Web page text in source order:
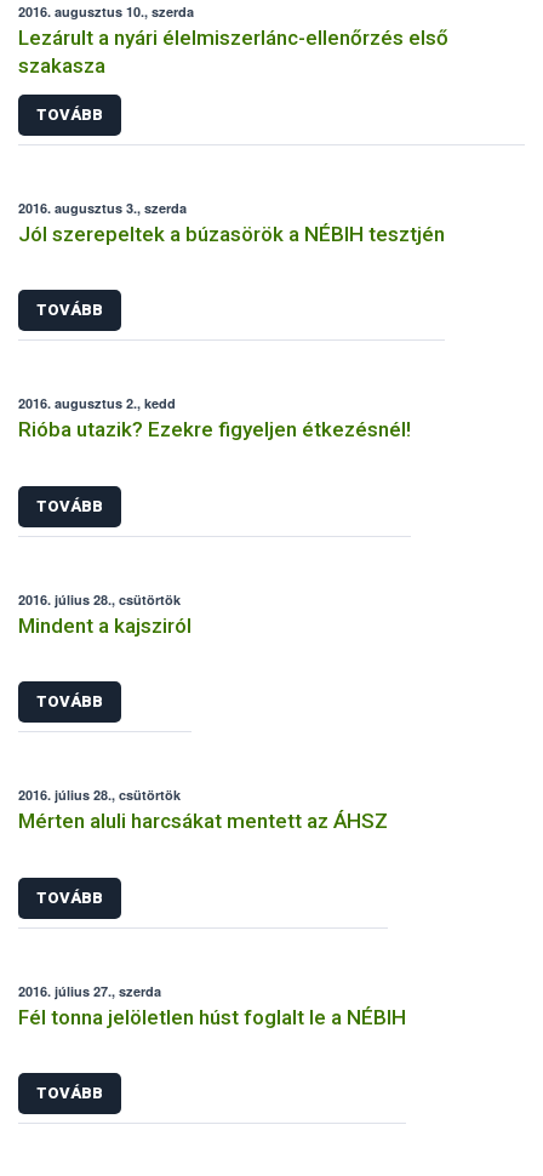
2016. augusztus 10., szerda
Lezárult a nyári élelmiszerlánc-ellenőrzés első
szakasza
TOVÁBB
2016. augusztus 3., szerda
Jól szerepeltek a búzasörök a NÉBIH tesztjén
TOVÁBB
2016. augusztus 2., kedd
Rióba utazik? Ezekre figyeljen étkezésnél!
TOVÁBB
2016. július 28., csütörtök
Mindent a kajsziról
TOVÁBB
2016. július 28., csütörtök
Mérten aluli harcsákat mentett az ÁHSZ
TOVÁBB
2016. július 27., szerda
Fél tonna jelöletlen húst foglalt le a NÉBIH
TOVÁBB